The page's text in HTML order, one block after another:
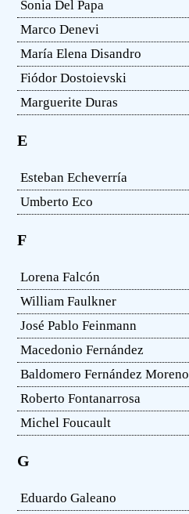
Sonia Del Papa
Marco Denevi
María Elena Disandro
Fiódor Dostoievski
Marguerite Duras
E
Esteban Echeverría
Umberto Eco
F
Lorena Falcón
William Faulkner
José Pablo Feinmann
Macedonio Fernández
Baldomero Fernández Moreno
Roberto Fontanarrosa
Michel Foucault
G
Eduardo Galeano